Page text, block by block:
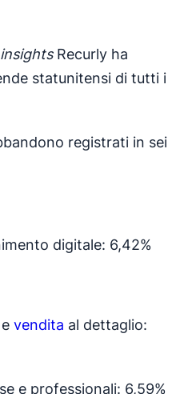
Recurly ha
statunitensi di tutti i
registrati in sei
digitale: 6,42%
vendita al dettaglio:
e professionali: 6,59%